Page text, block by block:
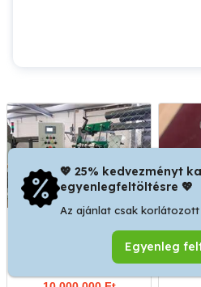
Nyíregyháza
💖 25% kedvezményt
egyenlegfeltöltésre 💖
Az ajánlat csak
Egyenleg